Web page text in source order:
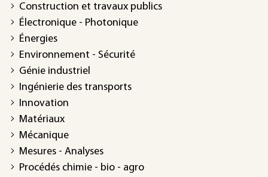
Construction et travaux publics
Électronique - Photonique
Énergies
Environnement - Sécurité
Génie industriel
Ingénierie des transports
Innovation
Matériaux
Mécanique
Mesures - Analyses
Procédés chimie - bio - agro